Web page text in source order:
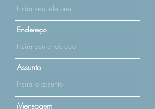
BEM-ESTAR
KITS E PRESENTES
Endereço
Assunto
Mensagem